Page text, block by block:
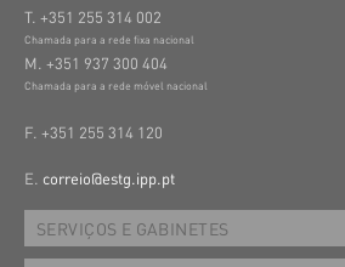
T. +351 255 314 002
Chamada para a rede fixa nacional
M. +351 937 300 404
Chamada para a rede móvel nacional
F. +351 255 314 120
E. correio@estg.ipp.pt
SERVIÇOS E GABINETES